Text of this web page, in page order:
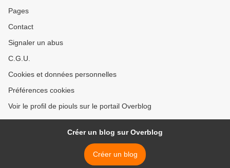
Pages
Contact
Signaler un abus
C.G.U.
Cookies et données personnelles
Préférences cookies
Voir le profil de piouls sur le portail Overblog
Créer un blog sur Overblog
Créer un blog